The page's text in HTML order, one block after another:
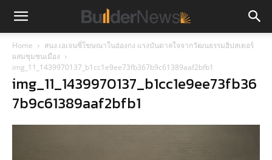
Home
สนง.เอเจนซี่โฆษณาในฮ่องกง แรงบันดาลใจจากวัฒนธรรมฮิปสเตอร์
ผสมชุมชนเมือง
img_11_1439970137_b1cc1e9ee73fb367b9c61389aaf2bfb1
img_11_1439970137_b1cc1e9ee73fb36
7b9c61389aaf2bfb1